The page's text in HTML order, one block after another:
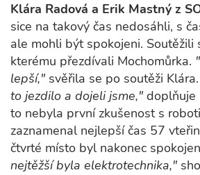
Klára Radová a Erik Mastný z
sice na takový čas nedosáhli, s
ale mohli být spokojeni. Soutěžili
kterému přezdívali Mochomůrka.
lepší," svěřila se po soutěži Klára.
to jezdilo a dojeli jsme," doplňuje
to nebyla první zkušenost s
zaznamenal nejlepší čas 57
čtvrté místo byl nakonec
nejtěžší byla elektrotechnika,"